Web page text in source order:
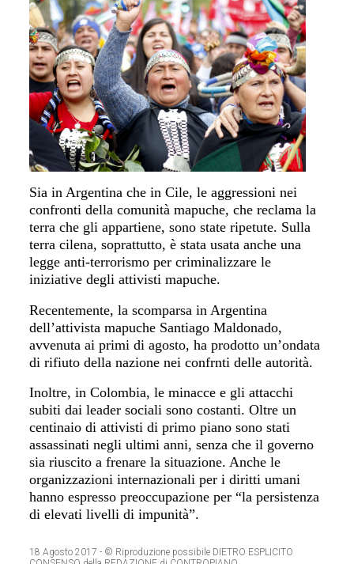
SiainArgentinache in Cile, leaggressioni nei
confronti della comunità mapuche,che reclamala
terra che gli appartiene, sono state ripetute. Sulla
terra cilena,soprattutto, è stata usata anche una
legge anti-terrorismo per criminalizzare le
iniziative degli attivisti mapuche.
Recentemente, la scomparsa in Argentina
dell’attivista mapuche Santiago Maldonado,
avvenuta ai primi di agosto, ha prodotto un’ondata
di rifiuto della nazionenei confrnti delle autorità.
Inoltre, in Colombia, le minacce e gli attacchi
subiti dai leader sociali sono costanti. Oltre un
centinaio diattivisti di primo piano sono stati
assassinati negli ultimi anni, senza che il governo
siariuscito a frenare la situazione. Anche le
organizzazioni internazionali per i diritti umani
hanno espresso preoccupazione per “la persistenza
di elevati livelli di impunità”.
18 Agosto 2017 - © Riproduzione possibile DIETRO ESPLICITO